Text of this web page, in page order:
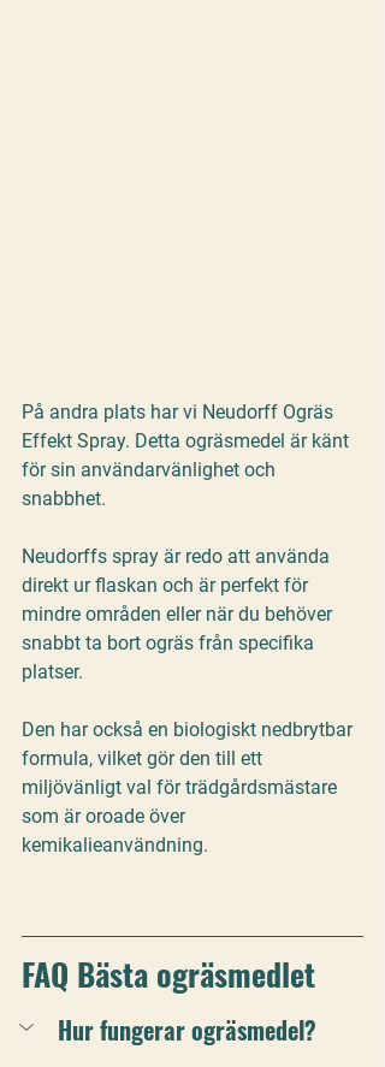
På andra plats har vi Neudorff Ogräs
Effekt Spray. Detta ogräsmedel är känt
för sin användarvänlighet och
snabbhet.
Neudorffs spray är redo att använda
direkt ur flaskan och är perfekt för
mindre områden eller när du behöver
snabbt ta bort ogräs från specifika
platser.
Den har också en biologiskt nedbrytbar
formula, vilket gör den till ett
miljövänligt val för trädgårdsmästare
som är oroade över
kemikalieanvändning.
FAQ Bästa ogräsmedlet
Hur fungerar ogräsmedel?